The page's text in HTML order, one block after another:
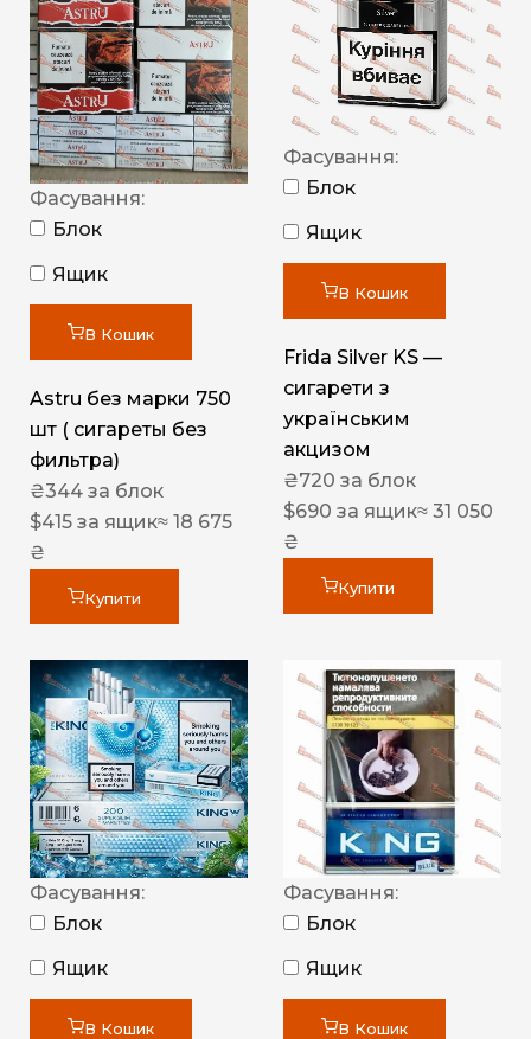
Фасування:
Блок
Ящик
В Кошик
Astru без марки 750
шт ( сигареты без
фильтра)
₴344 за блок
$415 за ящик≈ 18 675
₴
Купити
Фасування:
Блок
Ящик
В Кошик
Frida Silver KS —
сигарети з
українським
акцизом
₴720 за блок
$690 за ящик≈ 31 050
₴
Купити
Фасування:
Блок
Ящик
В Кошик
Фасування:
Блок
Ящик
В Кошик